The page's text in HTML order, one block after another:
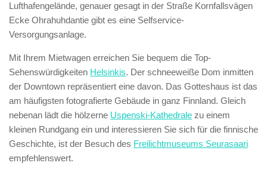
Lufthafengelände, genauer gesagt in der Straße Kornfallsvägen
Ecke Ohrahuhdantie gibt es eine Selfservice-
Versorgungsanlage.
Mit Ihrem Mietwagen erreichen Sie bequem die Top-
Sehenswürdigkeiten Helsinkis. Der schneeweiße Dom inmitten
der Downtown repräsentiert eine davon. Das Gotteshaus ist das
am häufigsten fotografierte Gebäude in ganz Finnland. Gleich
nebenan lädt die hölzerne Uspenski-Kathedrale zu einem
kleinen Rundgang ein und interessieren Sie sich für die finnische
Geschichte, ist der Besuch des Freilichtmuseums Seurasaari
empfehlenswert.